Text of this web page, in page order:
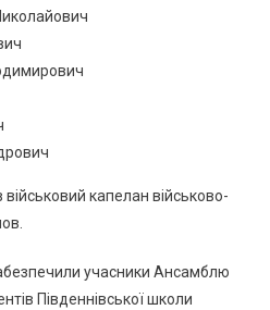
капелан військово-
учасники Ансамблю
Південнівської школи